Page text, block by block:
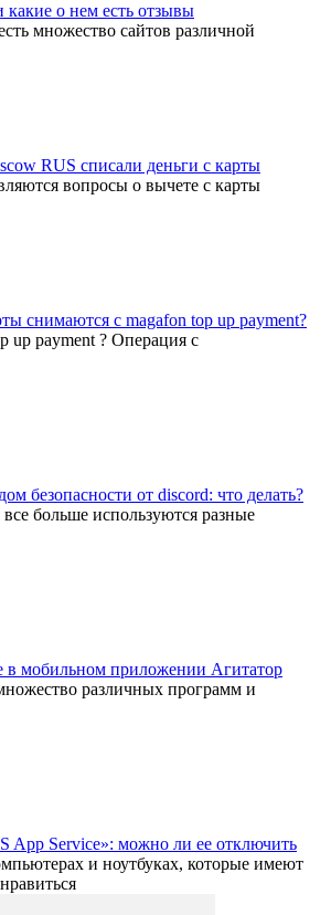
какие о нем есть отзывы
множество сайтов различной
RUS списали деньги с карты
вопросы о вычете с карты
снимаются с magafon top up payment?
up payment ? Операция с
безопасности от discord: что делать?
больше используются разные
в мобильном приложении Агитатор
различных программ и
App Service»: можно ли ее отключить
и ноутбуках, которые имеют